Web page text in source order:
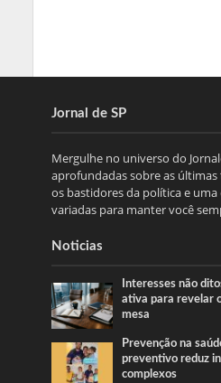
Jornal de SP
Mergulhe no universo do
aprofundadas sobre as
os bastidores da política e
variadas para manter você
Noticias
Interesses não
ativa para revelar
mesa
Prevenção na
preventivo reduz
complexos